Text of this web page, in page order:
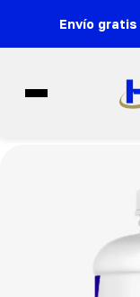
Envío gratis